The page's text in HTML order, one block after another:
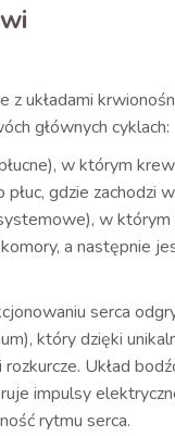
z układami
głównych cyklach:
w którym
gdzie zachodzi
w
a następnie
serca
który dzięki
Układ
impulsy
rytmu serca.